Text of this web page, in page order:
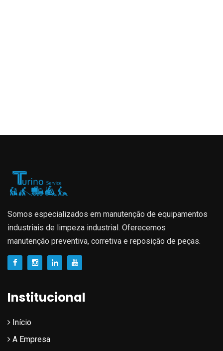
Somos especializados em manutenção de equipamentos
industriais de limpeza industrial. Oferecemos
manutenção preventiva, corretiva e reposição de peças.
Institucional
Início
A Empresa